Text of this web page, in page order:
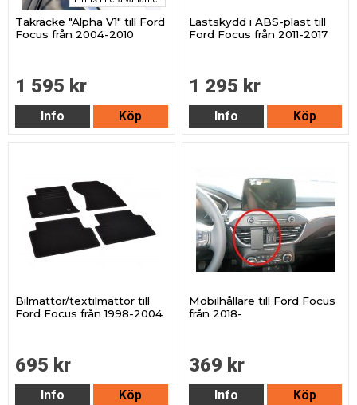
Takräcke "Alpha V1" till Ford
Focus från 2004-2010
1 595 kr
Info Köp
Lastskydd i ABS-plast till
Ford Focus från 2011-2017
1 295 kr
Info Köp
Bilmattor/textilmattor till
Ford Focus från 1998-2004
695 kr
Info Köp
Mobilhållare till Ford Focus
från 2018-
369 kr
Info Köp